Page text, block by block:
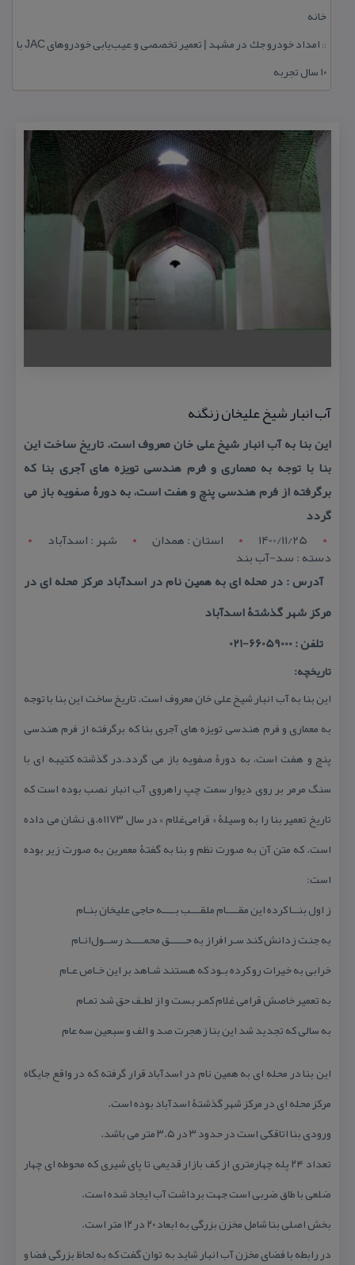
خانه
::
امداد خودرو جك در مشهد | تعمیر تخصصی و عیب‌یابی خودروهای JAC با
۱۰ سال تجربه
آب انبار شیخ علیخان زنگنه
این بنا به آب انبار شیخ علی خان معروف است. تاریخ ساخت این
بنا با توجه به معماری و فرم هندسی تویزه های آجری بنا كه
برگرفته از فرم هندسی پنچ و هفت است، به دورۀ صفویه باز می
گردد
1400/11/25
استان : همدان شهر : اسدآباد
دسته : سد-آب بند
آدرس : در محله ای به همین نام در اسدآباد مركز محله ای در
مركز شهر گذشتۀ اسدآباد
تلفن : 66059000-021
تاریخچه:
این بنا به آب انبار شیخ علی خان معروف است. تاریخ ساخت این بنا با توجه
به معماری و فرم هندسی تویزه های آجری بنا كه برگرفته از فرم هندسی
پنچ و هفت است، به دورۀ صفویه باز می گردد.در گذشته كتیبه ای با
سنگ مرمر بر روی دیوار سمت چپ راهروی آب انبار نصب بوده است كه
تاریخ تعمیر بنا را به وسیلۀ « قرامی‌غلام » در سال ۱۱۷۳ه.ق نشان می داده
است. كه متن آن به صورت نظم و بنا به گفتۀ معمرین به صورت زیر بوده
است:
ز اول بنــا كرده این مقــــام ملقـــب بــــه حاجی علیخان بنـام
به جنت زدانش كند سـر افراز به حـــــق محمــــد رســول‌انـام
خرابی به خیرات رو كرده بـود كه هستند شـاهد بر این خـاص عـام
به تعمیر خاصش قرامی غلام كمـر بست و از لطـف حق شد تمـام
به سالی كه تجدید شد این بنا ز‌هجرت صد و الف و سبعین سه عام
این بنا در محله ای به همین نام در اسدآباد قرار گرفته كه در واقع جایگاه
مركز محله ای در مركز شهر گذشتۀ اسدآباد بوده است.
ورودی بنا اتاقكی است در حدود ۳ در ۳.۵ متر می باشد.
تعداد ۲۴ پله چهار‌متری از كف بازار قدیمی تا پای شیری كه محوطه ای چهار
ضلعی با طاق ضربی است جهت برداشت آب ایجاد شده است.
بخش اصلی بنا شامل مخزن بزرگی به ابعاد ۲۰ در ۱۲ متر است.
در رابطه با فضای مخزن آب انبار شاید به توان گفت كه به لحاظ بزرگی فضا و